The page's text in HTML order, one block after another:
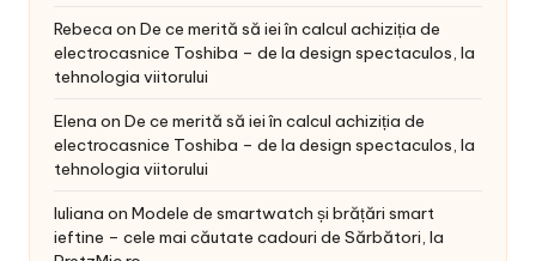
Rebeca on De ce merită să iei în calcul achiziția de
electrocasnice Toshiba – de la design spectaculos, la
tehnologia viitorului
Elena on De ce merită să iei în calcul achiziția de
electrocasnice Toshiba – de la design spectaculos, la
tehnologia viitorului
Iuliana on Modele de smartwatch și brățări smart
ieftine – cele mai căutate cadouri de Sărbători, la